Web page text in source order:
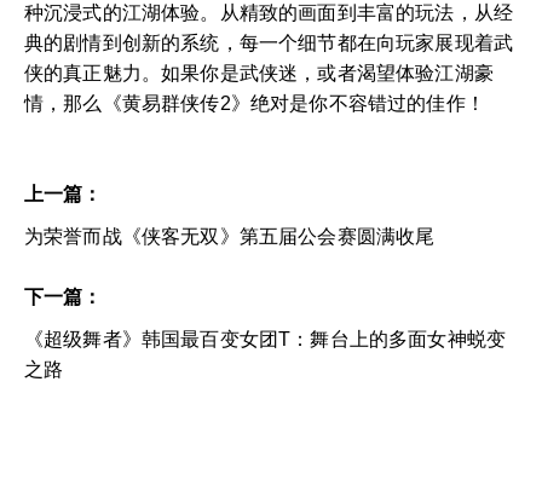
种沉浸式的江湖体验。从精致的画面到丰富的玩法，从经
典的剧情到创新的系统，每一个细节都在向玩家展现着武
侠的真正魅力。如果你是武侠迷，或者渴望体验江湖豪
情，那么《黄易群侠传2》绝对是你不容错过的佳作！
上一篇：
为荣誉而战《侠客无双》第五届公会赛圆满收尾
下一篇：
《超级舞者》韩国最百变女团T：舞台上的多面女神蜕变
之路